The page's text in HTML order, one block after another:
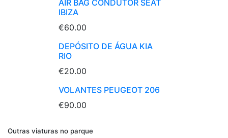
AIR BAG CONDUTOR SEAT
IBIZA
€60.00
DEPÓSITO DE ÁGUA KIA
RIO
€20.00
VOLANTES PEUGEOT 206
€90.00
Outras viaturas no parque